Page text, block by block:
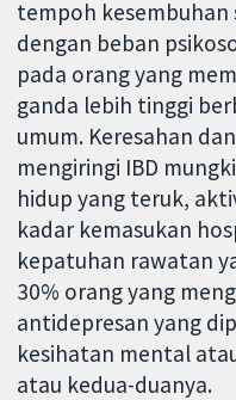
tempoh kesembuhan
dengan beban
pada orang yang
ganda lebih tinggi
umum. Keresahan
mengiringi IBD
hidup yang teruk,
kadar kemasukan
kepatuhan rawatan
30% orang yang
antidepresan yang
kesihatan mental
atau kedua-duanya.